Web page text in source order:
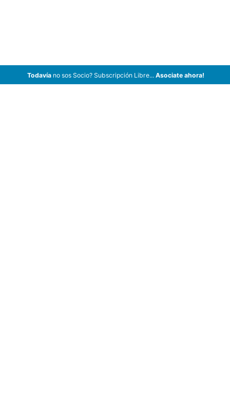
Todavíano sos Socio? Subscripción Libre... Asociate ahora!